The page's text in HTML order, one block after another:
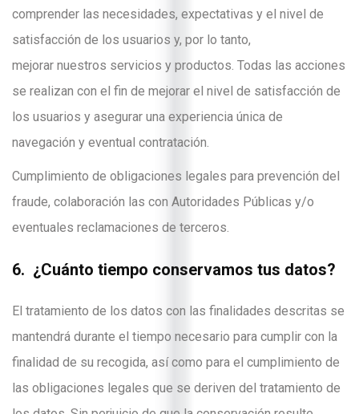
comprender las necesidades, expectativas y el nivel de
satisfacción de los usuarios y, por lo tanto,
mejorar nuestros servicios y productos. Todas las acciones
se realizan con el fin de mejorar el nivel de satisfacción de
los usuarios y asegurar una experiencia única de
navegación y eventual contratación.
Cumplimiento de obligaciones legales para prevención del
fraude, colaboración las con Autoridades Públicas y/o
eventuales reclamaciones de terceros.
6. ¿Cuánto tiempo conservamos tus datos?
El tratamiento de los datos con las finalidades descritas se
mantendrá durante el tiempo necesario para cumplir con la
finalidad de su recogida, así como para el cumplimiento de
las obligaciones legales que se deriven del tratamiento de